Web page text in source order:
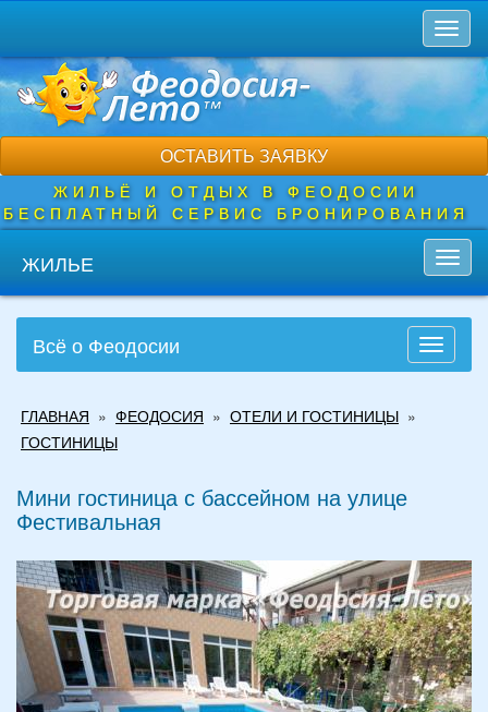
основному
содержанию
ОСТАВИТЬ ЗАЯВКУ
ЖИЛЬЁ И ОТДЫХ В ФЕОДОСИИ
БЕСПЛАТНЫЙ СЕРВИС БРОНИРОВАНИЯ
ЖИЛЬЕ
Toggle
Всё о Феодосии
здесь
ГЛАВНАЯ » ФЕОДОСИЯ » ОТЕЛИ И ГОСТИНИЦЫ »
ГОСТИНИЦЫ
Мини гостиница с бассейном на улице
Фестивальная